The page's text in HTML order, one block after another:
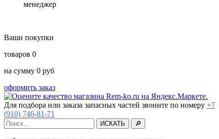
менеджер
Ваши покупки
товаров 0
на сумму 0 руб
оформить заказ
Для подбора или заказа запасных частей звоните по номеру +7
(910) 746-81-71